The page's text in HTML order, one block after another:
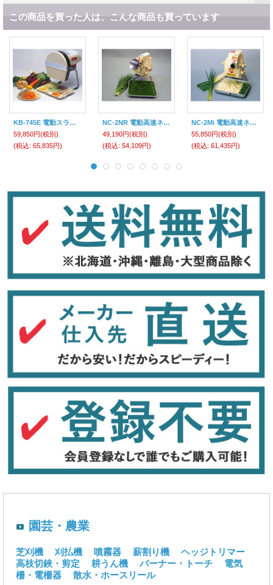
この商品を買った人は、こんな商品も買っています
KB-745E 電動スライサー キャベリーナ 平野製作所(ヒラノ) HIRANO 【送料無料】【激安】【破格値】【セール】
59,850円(税別)
(税込: 65,835円)
NC-2NR 電動高速ネギカッター 電動高速細ネギカッター NC-2NR 平野製作所(ヒラノ) HIRANO 【送料無料】【激安】【セール】
49,190円(税別)
(税込: 54,109円)
NC-2Mi 電動高速ネギカッター ネギミジンカッター NC-2Mi 平野製作所(ヒラノ) HIRANO 【送料無料】【激安】【破格値】【セール】
55,850円(税別)
(税込: 61,435円)
園芸・農業
芝刈機 刈払機 噴霧器 薪割り機
ヘッジトリマー
高枝切鋏・剪定
耕うん機 バーナー・トーチ
電気
柵・電柵器
散水・ホースリール